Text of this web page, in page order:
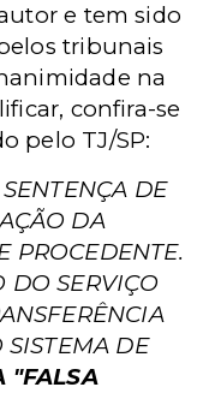
e tem sido
tribunais
na
confira-se
pelo TJ/SP:
DE
DA
PROCEDENTE.
DO SERVIÇO
SISTEMA DE
"FALSA